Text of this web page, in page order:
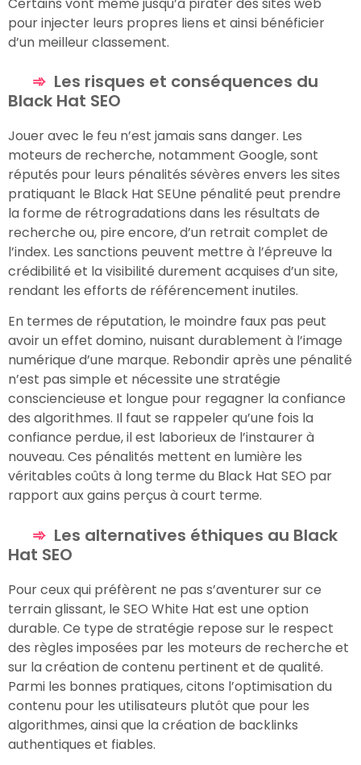
pour injecter leurs propres liens et ainsi bénéficier
d’un meilleur classement.
Les risques et conséquences du
Black Hat SEO
Jouer avec le feu n’est jamais sans danger. Les
moteurs de recherche, notamment Google, sont
réputés pour leurs pénalités sévères envers les sites
pratiquant le Black Hat SEUne pénalité peut prendre
la forme de rétrogradations dans les résultats de
recherche ou, pire encore, d’un retrait complet de
l’index. Les sanctions peuvent mettre à l’épreuve la
crédibilité et la visibilité durement acquises d’un site,
rendant les efforts de référencement inutiles.
En termes de réputation, le moindre faux pas peut
avoir un effet domino, nuisant durablement à l’image
numérique d’une marque. Rebondir après une pénalité
n’est pas simple et nécessite une stratégie
consciencieuse et longue pour regagner la confiance
des algorithmes. Il faut se rappeler qu’une fois la
confiance perdue, il est laborieux de l’instaurer à
nouveau. Ces pénalités mettent en lumière les
véritables coûts à long terme du Black Hat SEO par
rapport aux gains perçus à court terme.
Les alternatives éthiques au Black
Hat SEO
Pour ceux qui préfèrent ne pas s’aventurer sur ce
terrain glissant, le SEO White Hat est une option
durable. Ce type de stratégie repose sur le respect
des règles imposées par les moteurs de recherche et
sur la création de contenu pertinent et de qualité.
Parmi les bonnes pratiques, citons l’optimisation du
contenu pour les utilisateurs plutôt que pour les
algorithmes, ainsi que la création de backlinks
authentiques et fiables.